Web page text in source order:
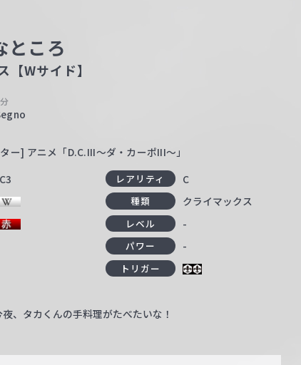
ところ
【Wサイド】
ー] アニメ「D.C.III～ダ・カーポIII～」
レアリティ C
種類 クライマックス
レベル -
パワー -
トリガー
夜、タカくんの手料理がたべたいな！